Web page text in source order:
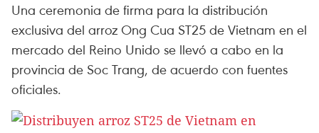
Una ceremonia de firma para la distribución
exclusiva del arroz Ong Cua ST25 de Vietnam en el
mercado del Reino Unido se llevó a cabo en la
provincia de Soc Trang, de acuerdo con fuentes
oficiales.